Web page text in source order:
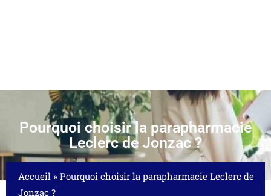
Pourquoi choisir la parapharmacie
Leclerc de Jonzac ?
Accueil » Pourquoi choisir la parapharmacie Leclerc de
Jonzac ?